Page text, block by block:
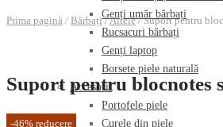
Genți umăr bărbați
Rucsacuri bărbați
Genți laptop
Borsete piele naturală
Accesorii
Portofele piele
Curele din piele
Prima pagină / Bărbați /Altele /Suport pentru
Suport pentru blocnotes
-46% reducere